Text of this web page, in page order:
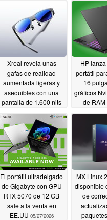
Hz
Xreal revela unas
gafas de realidad
aumentada ligeras y
asequibles con una
pantalla de 1.600 nits
05/27/2026
HP
portátil
16
gráficos
de RAM
El portátil ultradelgado
de Gigabyte con GPU
RTX 5070 de 12 GB
sale a la venta en
EE.UU 05/27/2026
MX Linux
disponible
de
paquetes